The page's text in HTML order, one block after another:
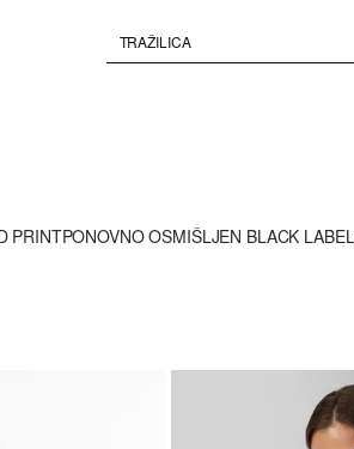
PRINTPONOVNO OSMIŠLJEN BLACK